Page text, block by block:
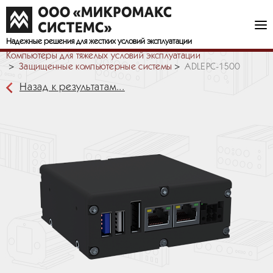
Надежные решения для жестких условий эксплуатации
Компьютеры для тяжелых условий эксплуатации
Защищенные компьютерные системы
ADLEPC-1500
Назад к результатам...